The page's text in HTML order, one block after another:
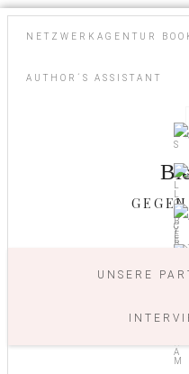
NETZWERKAGENTUR
AUTHOR´S ASSISTANT
UNSERE